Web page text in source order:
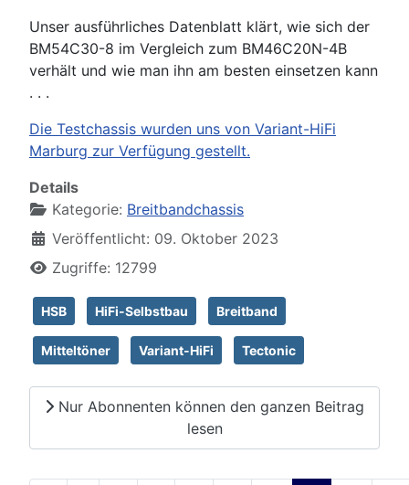
Unser ausführliches Datenblatt klärt, wie sich der
BM54C30-8 im Vergleich zum BM46C20N-4B
verhält und wie man ihn am besten einsetzen kann
. . .
Die Testchassis wurden uns von Variant-HiFi
Marburg zur Verfügung gestellt.
Details
Kategorie: Breitbandchassis
Veröffentlicht: 09. Oktober 2023
Zugriffe: 12799
HSB HiFi-Selbstbau Breitband
Mitteltöner Variant-HiFi Tectonic
Nur Abonnenten können den ganzen Beitrag
lesen